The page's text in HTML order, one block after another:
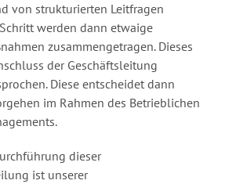
von strukturierten Leitfragen
werden dann etwaige
zusammengetragen. Dieses
der Geschäftsleitung
Diese entscheidet dann
im Rahmen des Betrieblichen
dieser
ist unserer